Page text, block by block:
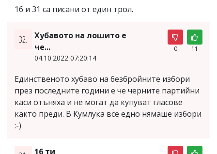
16 и 31 са писани от един трол.
32.
Хубавото на лошито е
че...
04.10.2022 07:20:14
0 11
Единственото хубаво на безбройните избори
през последните години е че черните партийни
каси отъняха и не могат да купуват гласове
както преди. В Кумлука все едно нямаше избори
:-)
16 ти